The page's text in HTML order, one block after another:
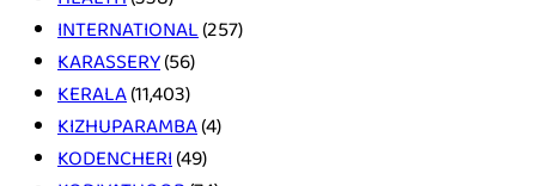
INTERNATIONAL (257)
KARASSERY(56)
KERALA(11,403)
KIZHUPARAMBA(4)
KODENCHERI (49)